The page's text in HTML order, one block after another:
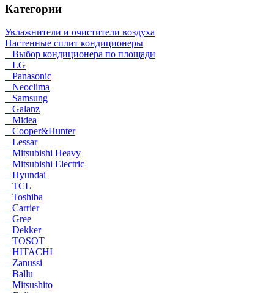
Категории
Увлажнители и очистители воздуха
Настенные сплит кондиционеры
Выбор кондиционера по площади
LG
Panasonic
Neoclima
Samsung
Galanz
Midea
Cooper&Hunter
Lessar
Mitsubishi Heavy
Mitsubishi Electric
Hyundai
TCL
Toshiba
Carrier
Gree
Dekker
TOSOT
HITACHI
Zanussi
Ballu
Mitsushito